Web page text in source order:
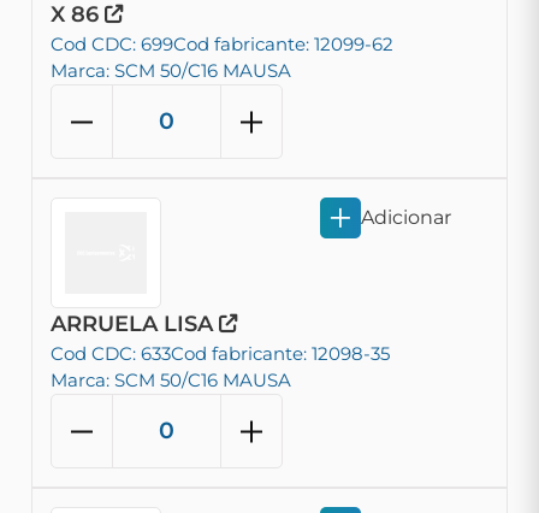
X 86
Cod CDC: 699Cod fabricante: 12099-62
Marca: SCM 50/C16 MAUSA
ARRUELA LISA
Cod CDC: 633Cod fabricante: 12098-35
Marca: SCM 50/C16 MAUSA
Adicionar